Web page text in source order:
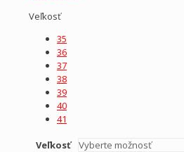
Veľkosť
35
36
37
38
39
40
41
Veľkosť